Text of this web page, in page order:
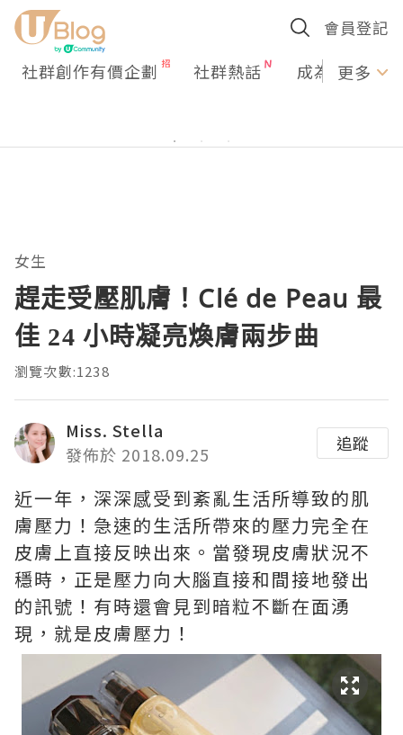
會員登記
社群創作有價企劃 社群熱話 成為U更多
女生
趕走受壓肌膚！Clé de Peau 最
佳 24 小時凝亮煥膚兩步曲
瀏覽次數:1238
Miss. Stella
發佈於 2018.09.25
追蹤
近一年，深深感受到紊亂生活所導致的肌
膚壓力！急速的生活所帶來的壓力完全在
皮膚上直接反映出來。當發現皮膚狀況不
穩時，正是壓力向大腦直接和間接地發出
的訊號！有時還會見到暗粒不斷在面湧
現，就是皮膚壓力！